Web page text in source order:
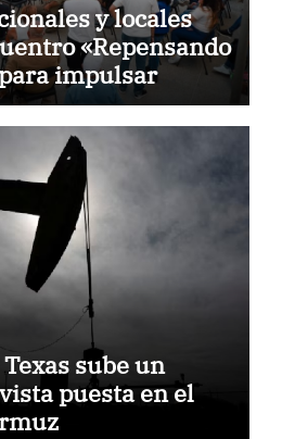
y locales
«Repensando
impulsar
las
sube un
puesta en el